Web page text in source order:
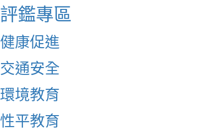
評鑑專區
健康促進
交通安全
環境教育
性平教育